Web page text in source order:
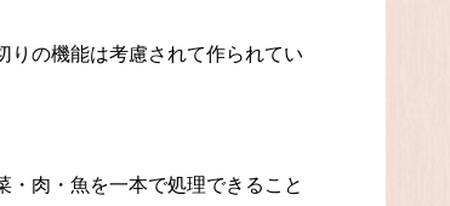
りの機能は考慮されて作られてい
肉・魚を一本で処理できること